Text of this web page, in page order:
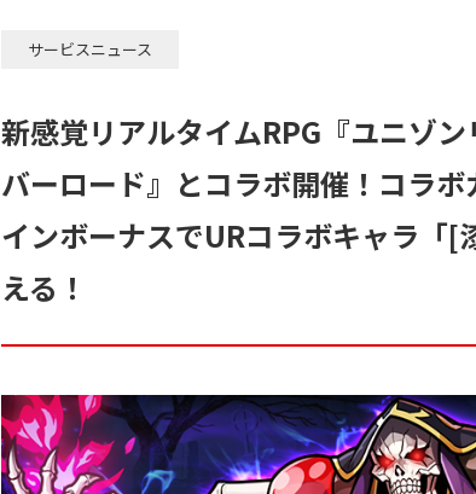
サービスニュース
新感覚リアルタイムRPG『ユニゾ
バーロード』とコラボ開催！コラ
インボーナスでURコラボキャラ「[
える！